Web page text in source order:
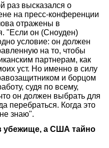
раз высказался о
на пресс-конференции
отражены в
"Если он (Сноуден)
условие: он должен
на то, чтобы
партнерам, как
уст. Но именно в силу
и борцом
судя по всему,
он должен выбрать для
перебраться. Когда это
знаю".
убежище, а США тайно